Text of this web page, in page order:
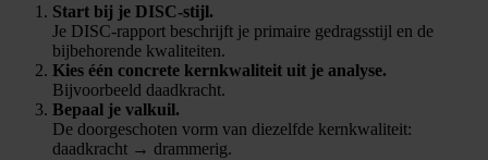
Start bij je DISC-stijl.
Je DISC-rapport beschrijft je primaire gedragsstijl en de
bijbehorende kwaliteiten.
Kies één concrete kernkwaliteit uit je analyse.
Bijvoorbeeld daadkracht.
Bepaal je valkuil.
De doorgeschoten vorm van diezelfde kernkwaliteit:
daadkracht → drammerig.